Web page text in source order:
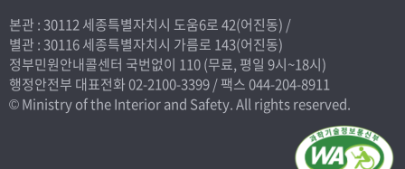
본관 : 30112 세종특별자치시 도움6로 42(어진동) /
별관 : 30116 세종특별자치시 가름로 143(어진동)
정부민원안내콜센터 국번없이 110(무료, 평일 9시~18시)
행정안전부 대표전화02-2100-3399/ 팩스 044-204-8911
© Ministry of the Interior and Safety. All rights reserved.